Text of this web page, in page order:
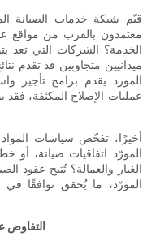
قيّم شبكة خدمات الصيانة
معتمدون بالقرب من مواقع
الخدمة؟ الشركات التي تعد
ميدانيين متجاوبين قد تقدم
المورد يقدم برامج تأجير
عمليات الإصلاح المكثفة،
أخيرًا، تفحّص سياسات المواد
المورّد اتفاقيات صيانة،
الغيار والعمالة؟ تُتيح عقود
المورّد، ما يُحقق توافقًا في
التفاوض